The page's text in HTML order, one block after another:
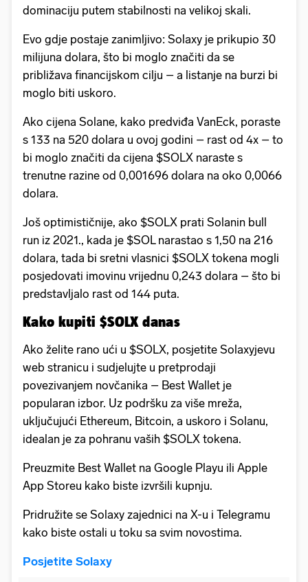
dominaciju putem stabilnosti na velikoj skali.
Evo gdje postaje zanimljivo: Solaxy je prikupio 30
milijuna dolara, što bi moglo značiti da se
približava financijskom cilju – a listanje na burzi bi
moglo biti uskoro.
Ako cijena Solane, kako predviđa VanEck, poraste
s 133 na 520 dolara u ovoj godini – rast od 4x – to
bi moglo značiti da cijena $SOLX naraste s
trenutne razine od 0,001696 dolara na oko 0,0066
dolara.
Još optimističnije, ako $SOLX prati Solanin bull
run iz 2021., kada je $SOL narastao s 1,50 na 216
dolara, tada bi sretni vlasnici $SOLX tokena mogli
posjedovati imovinu vrijednu 0,243 dolara – što bi
predstavljalo rast od 144 puta.
Kako kupiti $SOLX danas
Ako želite rano ući u $SOLX, posjetite Solaxyjevu
web stranicu i sudjelujte u pretprodaji
povezivanjem novčanika – Best Wallet je
popularan izbor. Uz podršku za više mreža,
uključujući Ethereum, Bitcoin, a uskoro i Solanu,
idealan je za pohranu vaših $SOLX tokena.
Preuzmite Best Wallet na Google Playu ili Apple
App Storeu kako biste izvršili kupnju.
Pridružite se Solaxy zajednici na X-u i Telegramu
kako biste ostali u toku sa svim novostima.
Posjetite Solaxy